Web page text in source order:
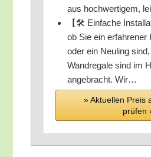
aus hoch­wer­ti­gem,
【🛠️ Ein­fa­che
ob Sie ein erfah­re­ner
oder ein Neu­ling
Wand­re­ga­le sind im
ange­bracht. Wir…
» Aktu­el­len Preis
prü­fen